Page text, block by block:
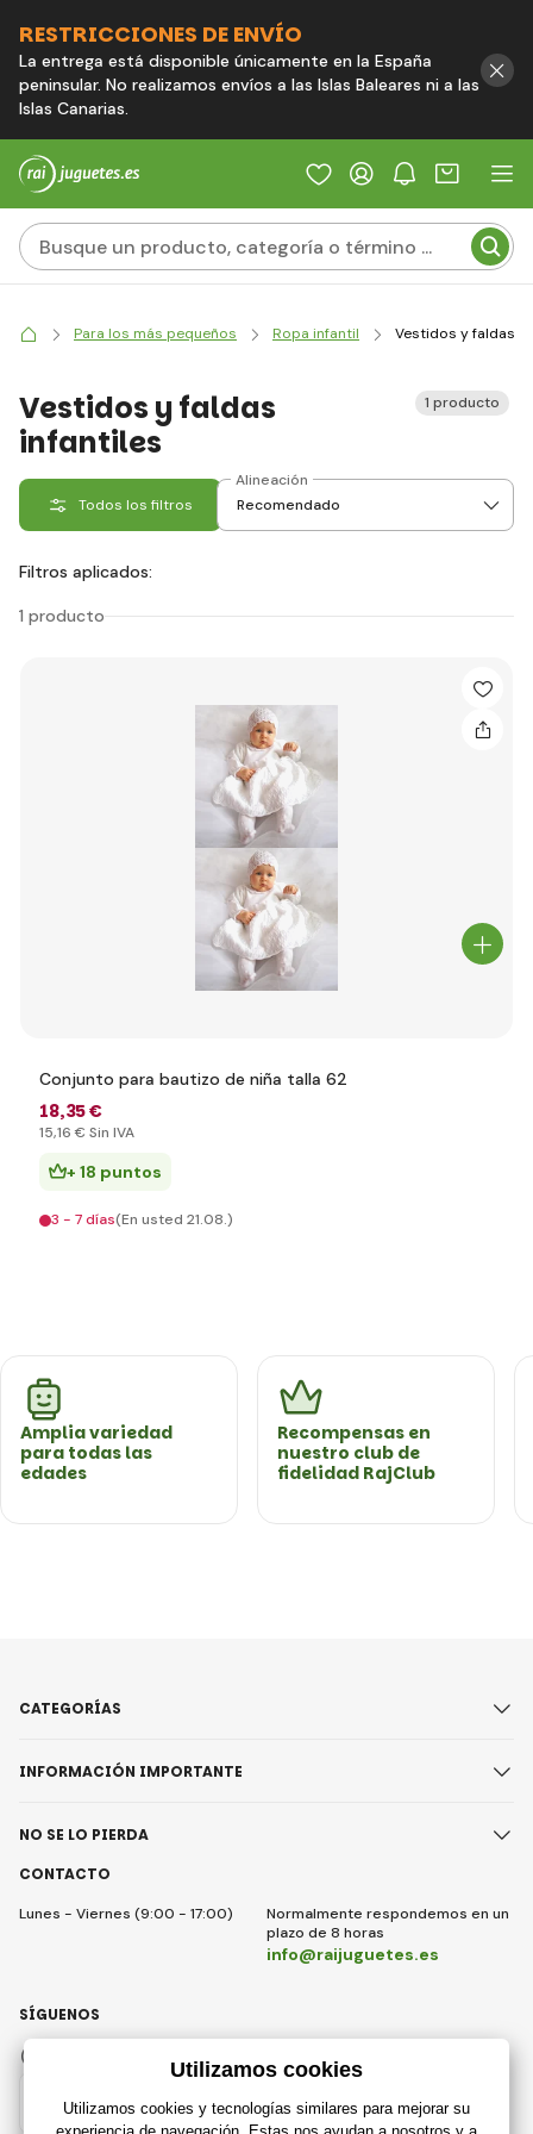
RESTRICCIONES DE ENVÍO
La entrega está disponible únicamente en la España
peninsular. No realizamos envíos a las Islas Baleares ni a las
Islas Canarias.
Para los más pequeños Ropa infantil Vestidos y faldas
Vestidos y faldas
infantiles
1 producto
Todos los filtros
Alineación
Filtros aplicados:
1 producto
Conjunto para bautizo de niña talla 62
18,35 €
15,16 € Sin IVA
+ 18 puntos
3 - 7 días(En usted 21.08.)
Amplia variedad
para todas las
edades
Recompensas en
nuestro club de
fidelidad RajClub
CONTACTO
Lunes - Viernes (9:00 - 17:00)
Normalmente respondemos en un
plazo de 8 horas
info@raijuguetes.es
CATEGORÍAS
INFORMACIÓN IMPORTANTE
NO SE LO PIERDA
Spain
SÍGUENOS
Instagram